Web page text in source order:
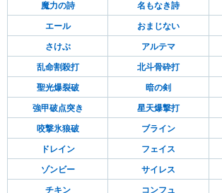
魔力の詩 名もなき詩
エール おまじない
さけぶ アルテマ
乱命割殺打 北斗骨砕打
聖光爆裂破 暗の剣
強甲破点突き 星天爆撃打
咬撃氷狼破 ブライン
ドレイン フェイス
ゾンビー サイレス
チキン コンフュ